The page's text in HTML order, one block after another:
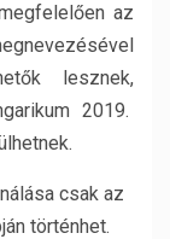
az
lesznek,
2019.
csak az
történhet.